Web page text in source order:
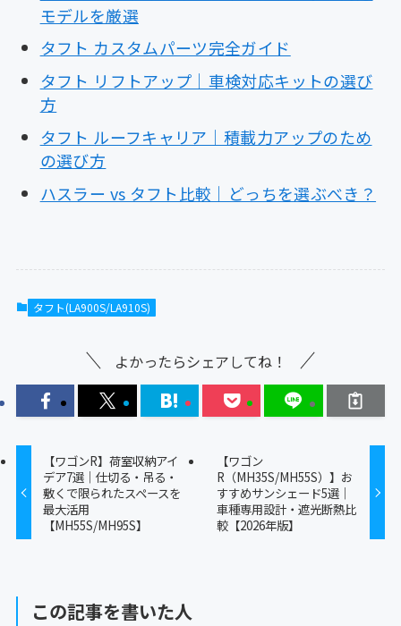
モデルを厳選
タフト カスタムパーツ完全ガイド
タフト リフトアップ｜車検対応キットの選び
方
タフト ルーフキャリア｜積載力アップのため
の選び方
ハスラー vs タフト比較｜どっちを選ぶべき？
タフト(LA900S/LA910S)
よかったらシェアしてね！
【ワゴンR】荷室収納アイ
デア7選｜仕切る・吊る・
敷くで限られたスペースを
最大活用
【MH55S/MH95S】
【ワゴン
R（MH35S/MH55S）】お
すすめサンシェード5選｜
車種専用設計・遮光断熱比
較【2026年版】
この記事を書いた人